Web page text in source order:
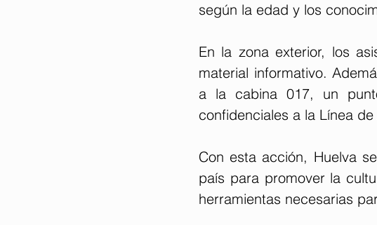
según la edad y los
En la zona exterior, los
material informativo.
a la cabina 017, un
confidenciales a la Línea
Con esta acción, Huelva
país para promover la
herramientas necesarias